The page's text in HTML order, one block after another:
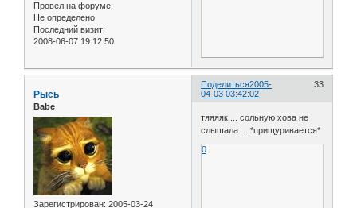
Провел на форуме:
Не определено
Последний визит:
2008-06-07 19:12:50
Поделиться 33
2005-
04-03 03:42:02
Рысь
Babe
Зарегистрирован: 2005-03-24
тяяяяк.... сольную хова не
слышала.....*прищуривается*
0